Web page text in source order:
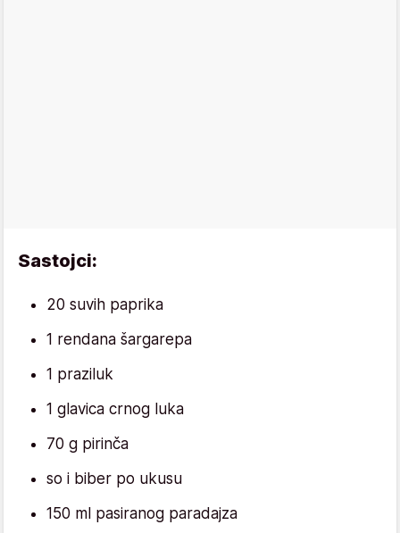
Sastojci:
20 suvih paprika
1 rendana šargarepa
1 praziluk
1 glavica crnog luka
70 g pirinča
so i biber po ukusu
150 ml pasiranog paradajza